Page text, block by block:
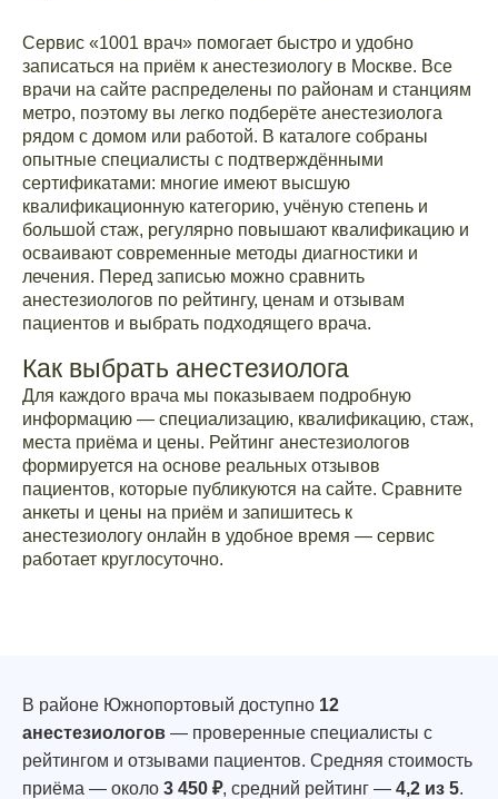
Сервис «1001 врач» помогает быстро и удобно
записаться на приём к анестезиологу в Москве. Все
врачи на сайте распределены по районам и станциям
метро, поэтому вы легко подберёте анестезиолога
рядом с домом или работой. В каталоге собраны
опытные специалисты с подтверждёнными
сертификатами: многие имеют высшую
квалификационную категорию, учёную степень и
большой стаж, регулярно повышают квалификацию и
осваивают современные методы диагностики и
лечения. Перед записью можно сравнить
анестезиологов по рейтингу, ценам и отзывам
пациентов и выбрать подходящего врача.
Как выбрать анестезиолога
Для каждого врача мы показываем подробную
информацию — специализацию, квалификацию, стаж,
места приёма и цены. Рейтинг анестезиологов
формируется на основе реальных отзывов
пациентов, которые публикуются на сайте. Сравните
анкеты и цены на приём и запишитесь к
анестезиологу онлайн в удобное время — сервис
работает круглосуточно.
В районе Южнопортовый доступно 12
анестезиологов — проверенные специалисты с
рейтингом и отзывами пациентов. Средняя стоимость
приёма — около 3 450 ₽, средний рейтинг — 4,2 из 5.